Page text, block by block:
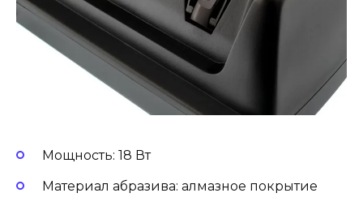
Мощность: 18 Вт
Материал абразива: алмазное покрытие